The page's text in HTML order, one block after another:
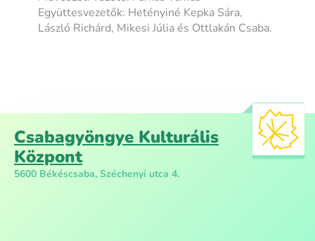
Együttesvezetők: Hetényiné Kepka Sára,
László Richárd, Mikesi Júlia és Ottlakán Csaba.
Csabagyöngye Kulturális
Központ
5600 Békéscsaba, Széchenyi utca 4.